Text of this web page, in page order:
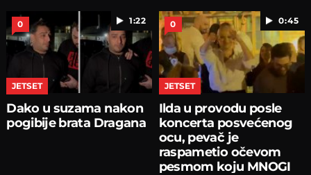
1:22
0
JETSET
Dako u suzama nakon
pogibije brata Dragana
0:45
0
JETSET
Ilda u provodu posle
koncerta posvećenog
ocu, pevač je
raspametio očevom
pesmom koju MNOGI